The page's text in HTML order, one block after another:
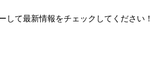
て最新情報をチェックしてください！